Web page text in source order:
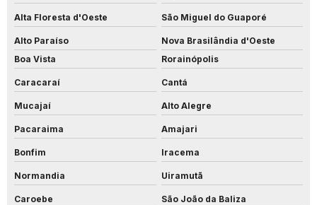
Alta Floresta d'Oeste São Miguel do Guaporé
Alto Paraíso
Nova Brasilândia d'Oeste
Boa Vista
Rorainópolis
Caracaraí Cantá
Mucajaí Alto Alegre
Pacaraima Amajari
Bonfim Iracema
Normandia Uiramutã
Caroebe São João da Baliza